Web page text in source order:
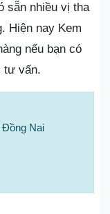
sẵn nhiều vị tha
Hiện nay Kem
nếu bạn có
tư vấn.
Đồng Nai